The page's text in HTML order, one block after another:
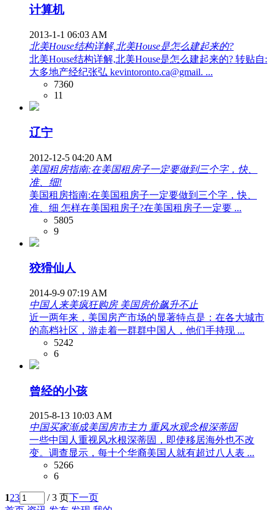
计算机
2013-1-1 06:03 AM
北美House结构详解,北美House是怎么建起来的?
北美House结构详解,北美House是怎么建起来的? 转贴自:
大多地产经纪张弘 kevintoronto.ca@gmail. ...
7360
11
辽宁
2012-12-5 04:20 AM
美国租房指南:在美国租房子一定要做到三个字，快、
准、细!
美国租房指南:在美国租房子一定要做到三个字，快、
准、细 怎样在美国租房子?在美国租房子一定要 ...
5805
9
狡猾仙人
2014-9-9 07:19 AM
中国人来美疯狂购房 美国房价飙升不止
近一两年来，美国房产市场的显著特点是：在各大城市
的高档社区，游走着一群群中国人，他们手持现 ...
5242
6
曾经的小孩
2015-8-13 10:03 AM
中国买家渐成美国房市主力 重风水观念根深蒂固
一些中国人重视风水根深蒂固，即使移居海外也不改
变。调查显示，每十个华裔美国人就有超过八人表 ...
5266
6
123 / 3 页
下一页